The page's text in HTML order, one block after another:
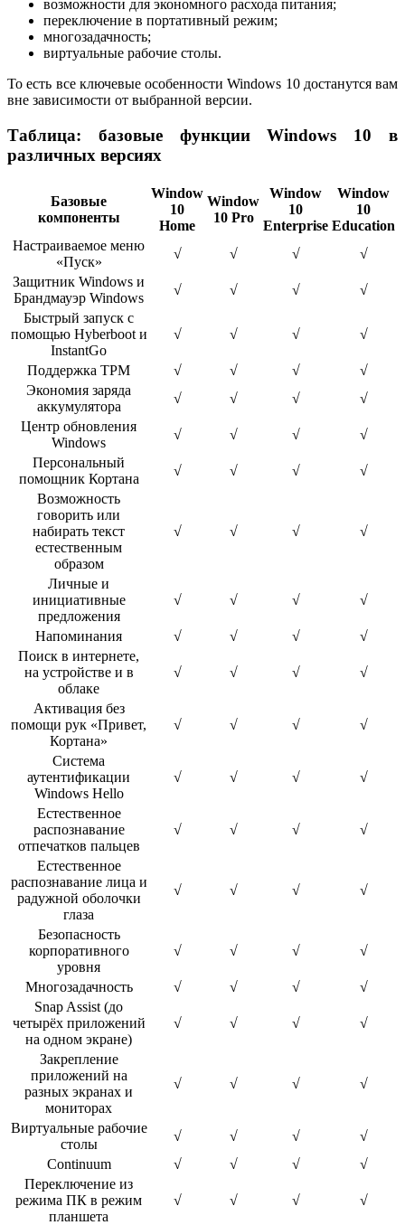
возможности для экономного расхода питания;
переключение в портативный режим;
многозадачность;
виртуальные рабочие столы.
То есть все ключевые особенности Windows 10 достанутся вам
вне зависимости от выбранной версии.
Таблица: базовые функции Windows 10 в
различных версиях
Базовые
компоненты
Window
10
Home
Window
10 Pro
Window
10
Enterprise
Window
10
Education
Настраиваемое меню
«Пуск»
√ √ √
√
Защитник Windows и
Брандмауэр Windows
√ √ √
√
Быстрый запуск с
помощью Hyberboot и
InstantGo
√ √ √ √
Поддержка TPM √ √ √
√
Экономия заряда
аккумулятора
√ √ √
√
Центр обновления
Windows
√ √ √
√
Персональный
помощник Кортана
√ √ √
√
Возможность
говорить или
набирать текст
естественным
образом
√ √ √ √
Личные и
инициативные
предложения
√ √ √ √
Напоминания √ √ √
√
Поиск в интернете,
на устройстве и в
облаке
√ √ √ √
Активация без
помощи рук «Привет,
Кортана»
√ √ √ √
Система
аутентификации
Windows Hello
√ √ √ √
Естественное
распознавание
отпечатков пальцев
√ √ √ √
Естественное
распознавание лица и
радужной оболочки
глаза
√ √ √ √
Безопасность
корпоративного
уровня
√ √ √ √
Многозадачность √ √ √
√
Snap Assist (до
четырёх приложений
на одном экране)
√ √ √ √
Закрепление
приложений на
разных экранах и
мониторах
√ √ √ √
Виртуальные рабочие
столы
√ √ √
√
Continuum
√ √ √
√
Переключение из
режима ПК в режим
планшета
√ √ √ √